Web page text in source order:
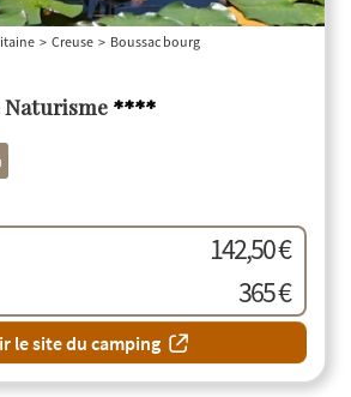
Naturisme ****
Creuse
Boussac bourg
142,50 €
365 €
le site du camping